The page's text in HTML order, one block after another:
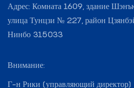
Адрес: Комната 1609, здание
улица Тунцзи № 227, район
Нинбо 315033
Внимание:
Г-н Рики (управляющий директор)